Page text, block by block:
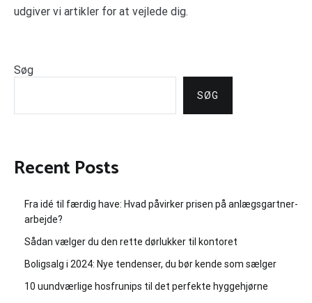
udgiver vi artikler for at vejlede dig.
Søg
SØG
Recent Posts
Fra idé til færdig have: Hvad påvirker prisen på anlægsgartner-
arbejde?
Sådan vælger du den rette dørlukker til kontoret
Boligsalg i 2024: Nye tendenser, du bør kende som sælger
10 uundværlige hosfrunips til det perfekte hyggehjørne